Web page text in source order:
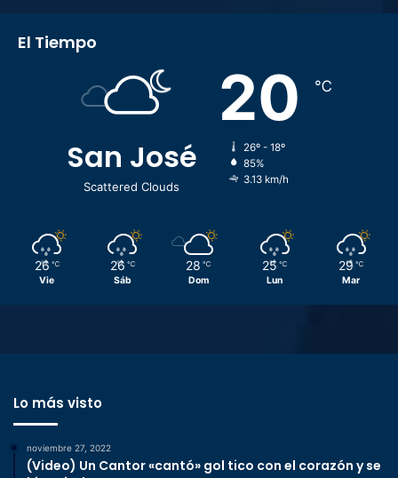
El Tiempo
San José
Scattered Clouds
20 ℃
26º - 18º
85%
3.13 km/h
26 ℃
Vie
26 ℃
Sáb
28 ℃
Dom
25 ℃
Lun
29 ℃
Mar
Lo más visto
noviembre 27, 2022
(Video) Un Cantor «cantó» gol tico con el corazón y se